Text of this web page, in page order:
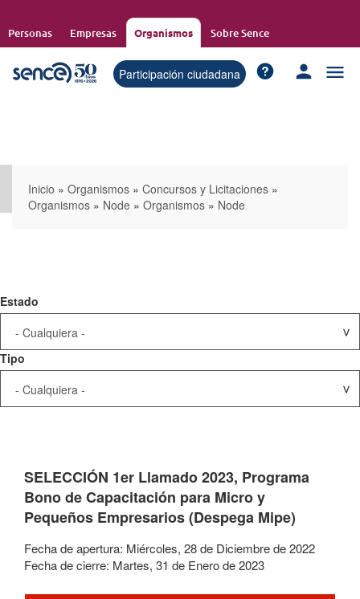
contenido
Personas Empresas Organismos Sobre Sence
Participación ciudadana
Inicio » Organismos » Concursos y Licitaciones »
Organismos » Node » Organismos » Node
Estado
Tipo
SELECCIÓN 1er Llamado 2023, Programa
Bono de Capacitación para Micro y
Pequeños Empresarios (Despega Mipe)
Fecha de apertura: Miércoles, 28de Diciembrede2022
Fecha de cierre: Martes, 31 de Enerode2023